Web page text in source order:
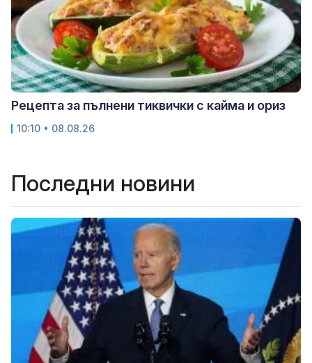
Рецепта за пълнени тиквички с кайма и ориз
10:10 • 08.08.26
Последни новини